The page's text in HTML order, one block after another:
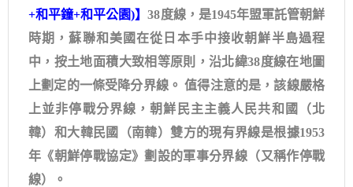
+和平鐘+和平公園)】38度線，是1945年盟軍託管朝鮮
時期，蘇聯和美國在從日本手中接收朝鮮半島過程
中，按土地面積大致相等原則，沿北緯38度線在地圖
上劃定的一條受降分界線。 值得注意的是，該線嚴格
上並非停戰分界線，朝鮮民主主義人民共和國（北
韓）和大韓民國（南韓）雙方的現有界線是根據1953
年《朝鮮停戰協定》劃設的軍事分界線（又稱作停戰
線）。